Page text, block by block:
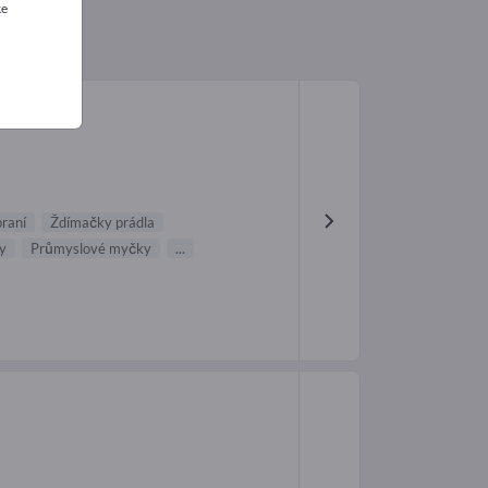
Ždímačky prádla
Průmyslové myčky ...